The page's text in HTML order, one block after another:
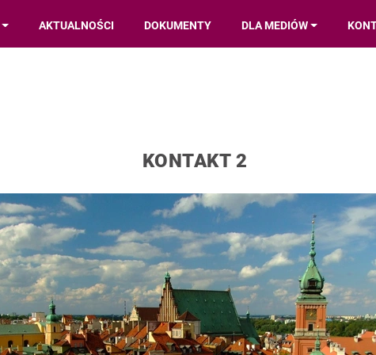
AKTUALNOŚCI DOKUMENTY DLA MEDIÓW
KONTAKT 2